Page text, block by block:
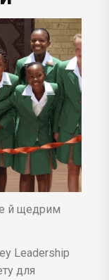
й щедрим
Leadership
для